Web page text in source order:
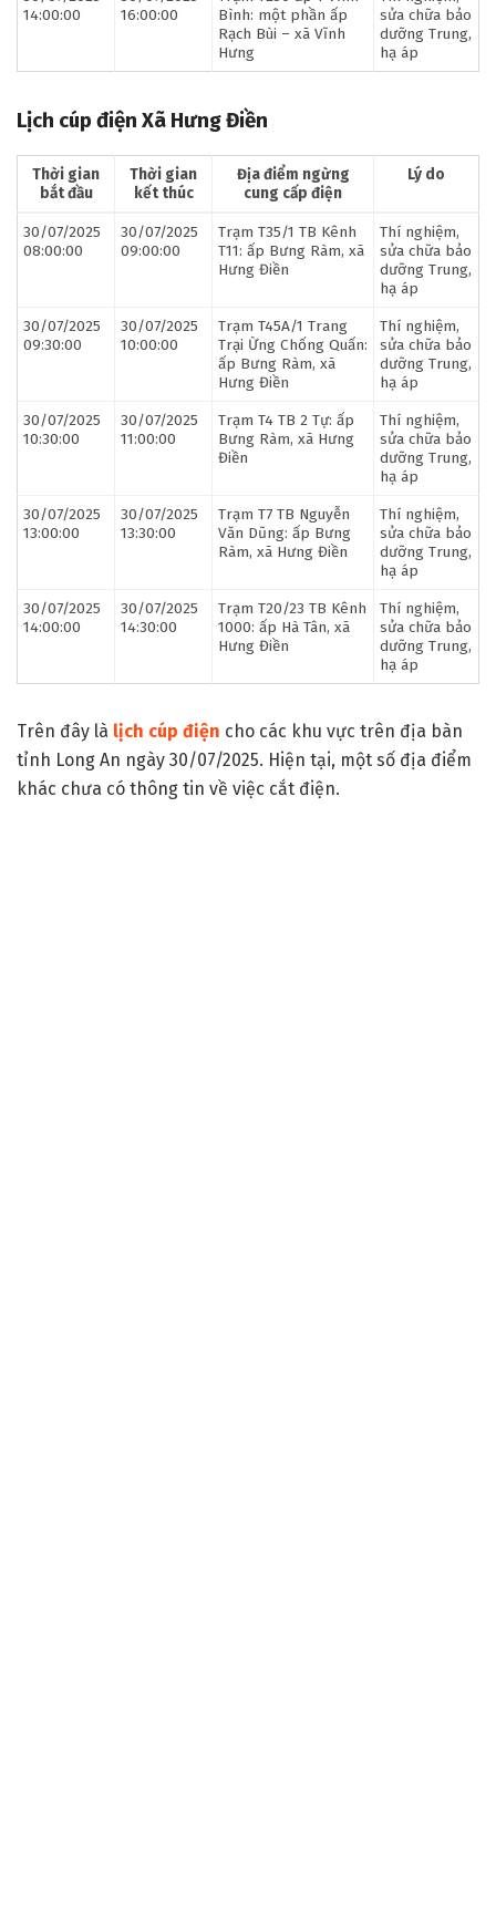
14:00:00
16:00:00
Bình: một phần ấp
Rạch Bùi – xã Vĩnh
Hưng
sửa chữa bảo
dưỡng Trung,
hạ áp
Lịch cúp điện Xã Hưng Điền
Thời gian
bắt đầu
Thời gian
kết thúc
Địa điểm ngừng
cung cấp điện
Lý do
30/07/2025
08:00:00
30/07/2025
09:00:00
Trạm T35/1 TB Kênh
T11: ấp Bưng Ràm, xã
Hưng Điền
Thí nghiệm,
sửa chữa bảo
dưỡng Trung,
hạ áp
30/07/2025
09:30:00
30/07/2025
10:00:00
Trạm T45A/1 Trang
Trại Ừng Chống Quấn:
ấp Bưng Ràm, xã
Hưng Điền
Thí nghiệm,
sửa chữa bảo
dưỡng Trung,
hạ áp
30/07/2025
10:30:00
30/07/2025
11:00:00
Trạm T4 TB 2 Tự: ấp
Bưng Ràm, xã Hưng
Điền
Thí nghiệm,
sửa chữa bảo
dưỡng Trung,
hạ áp
30/07/2025
13:00:00
30/07/2025
13:30:00
Trạm T7 TB Nguyễn
Văn Dũng: ấp Bưng
Ràm, xã Hưng Điền
Thí nghiệm,
sửa chữa bảo
dưỡng Trung,
hạ áp
30/07/2025
14:00:00
30/07/2025
14:30:00
Trạm T20/23 TB Kênh
1000: ấp Hà Tân, xã
Hưng Điền
Thí nghiệm,
sửa chữa bảo
dưỡng Trung,
hạ áp
Trên đây là lịch cúp điện cho các khu vực trên địa bàn
tỉnh Long An ngày 30/07/2025. Hiện tại, một số địa điểm
khác chưa có thông tin về việc cắt điện.